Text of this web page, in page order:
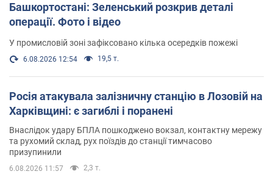
Башкортостані: Зеленський розкрив деталі
операції. Фото і відео
У промисловій зоні зафіксовано кілька осередків пожежі
6.08.2026 12:54 19,5 т.
Росія атакувала залізничну станцію в Лозовій на
Харківщині: є загиблі і поранені
Внаслідок удару БПЛА пошкоджено вокзал, контактну мережу
та рухомий склад, рух поїздів до станції тимчасово
призупинили
6.08.2026 11:57 2,3 т.